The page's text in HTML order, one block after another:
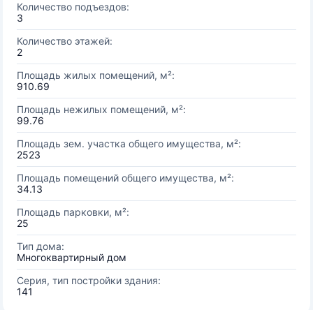
Количество подъездов:
3
Количество этажей:
2
Площадь жилых помещений, м²:
910.69
Площадь нежилых помещений, м²:
99.76
Площадь зем. участка общего имущества, м²:
2523
Площадь помещений общего имущества, м²:
34.13
Площадь парковки, м²:
25
Тип дома:
Многоквартирный дом
Серия, тип постройки здания:
141